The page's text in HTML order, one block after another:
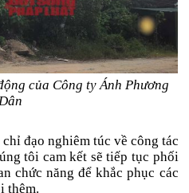
của Công ty Ánh Phương
đạo nghiêm túc về công tác
tôi cam kết sẽ tiếp tục phối
chức năng để khắc phục các
thêm.